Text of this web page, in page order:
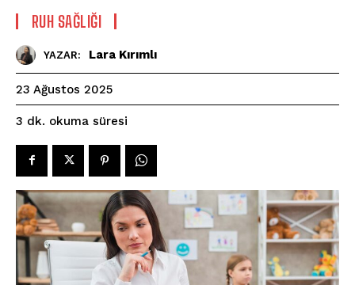
⁠RUH SAĞLIĞI
YAZAR: Lara Kırımlı
23 Ağustos 2025
3 dk. okuma süresi